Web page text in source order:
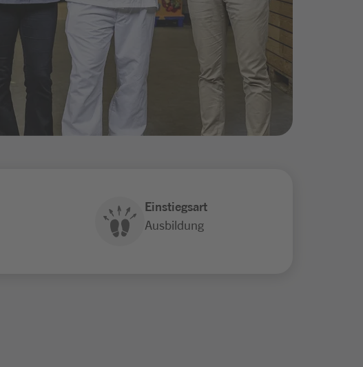
Einstiegsart
Ausbildung